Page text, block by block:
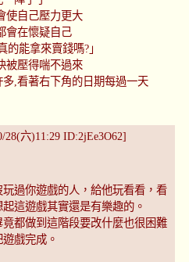
使自己壓力更大
會在懷疑自己
的能拿來賣錢嗎?」
被壓得喘不過來
,看著右下角的日期每過一天
28(六)11:29 ID:2jEe3O62]
過你遊戲的人，給他玩看看，看
這遊戲其實還是有樂趣的。
都做到這階段要改什麼也很困難
戲完成。